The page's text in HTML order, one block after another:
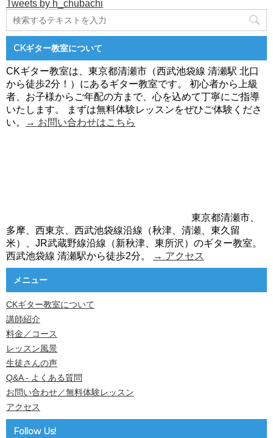
Tweets by h_chubachi
CKギター教室について
CKギター教室は、東京都清瀬市（西武池袋線 清瀬駅 北口
から徒歩2分！）にあるギター教室です。 初心者から上級
者、お子様からご年配の方まで、心を込めて丁寧にご指導
いたします。 まずは無料体験レッスンをぜひご体験くださ
い。
→ お問い合わせはこちら
東京都清瀬市、
多摩、西東京、西武池袋線沿線（秋津、清瀬、東久留
米）、JR武蔵野線沿線（新秋津、東所沢）のギター教室。
西武池袋線 清瀬駅から徒歩2分。
→ アクセス
メニュー
CKギター教室について
講師紹介
料金／コース
レッスン風景
生徒さんの声
Q&A - よくある質問
お問い合わせ／無料体験レッスン
アクセス
Follow Us!